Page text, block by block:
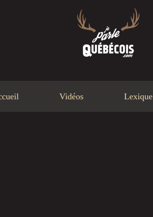
Vidéos Lexique